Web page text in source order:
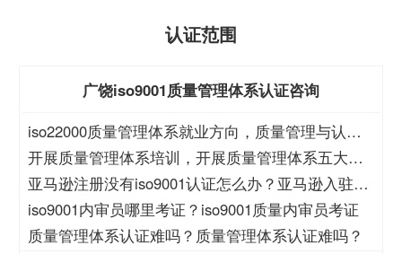
认证范围
广饶iso9001质量管理体系认证咨询
iso22000质量管理体系就业方向，质量管理与认证
就业方向
开展质量管理体系培训，开展质量管理体系五大过
程培训
亚马逊注册没有iso9001认证怎么办？亚马逊入驻没
有iso9001怎么办？
iso9001内审员哪里考证？iso9001质量内审员考证
质量管理体系认证难吗？质量管理体系认证难吗？